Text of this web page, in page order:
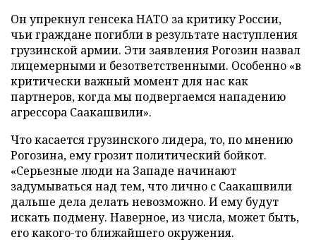
Он упрекнул генсека НАТО за критику России,
чьи граждане погибли в результате наступления
грузинской армии. Эти заявления Рогозин назвал
лицемерными и безответственными. Особенно «в
критически важный момент для нас как
партнеров, когда мы подвергаемся нападению
агрессора Саакашвили».
Что касается грузинского лидера, то, по мнению
Рогозина, ему грозит политический бойкот.
«Серьезные люди на Западе начинают
задумываться над тем, что лично с Саакашвили
дальше дела делать невозможно. И ему будут
искать подмену. Наверное, из числа, может быть,
его какого-то ближайшего окружения.